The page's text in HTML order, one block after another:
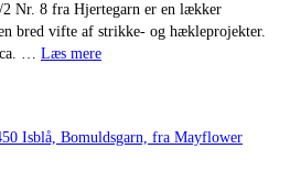
Nr. 8 fra Hjertegarn er en lækker
bred vifte af strikke- og hækleprojekter.
ca. … Læs mere